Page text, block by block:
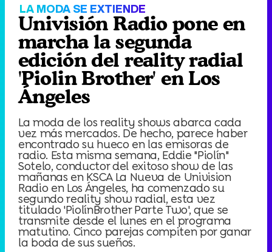
LA MODA SE EXTIENDE
Univisión Radio pone en
marcha la segunda
edición del reality radial
'Piolin Brother' en Los
Ángeles
La moda de los reality shows abarca cada
vez más mercados. De hecho, parece haber
encontrado su hueco en las emisoras de
radio. Esta misma semana, Eddie "Piolín"
Sotelo, conductor del exitoso show de las
mañanas en KSCA La Nueva de Univision
Radio en Los Ángeles, ha comenzado su
segundo reality show radial, esta vez
titulado 'PiolínBrother Parte Two', que se
transmite desde el lunes en el programa
matutino. Cinco parejas compiten por ganar
la boda de sus sueños.